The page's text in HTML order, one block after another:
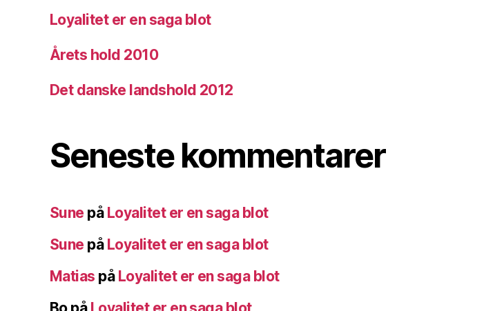
Loyalitet er en saga blot
Årets hold 2010
Det danske landshold 2012
Seneste kommentarer
Sune på Loyalitet er en saga blot
Sune på Loyalitet er en saga blot
Matias på Loyalitet er en saga blot